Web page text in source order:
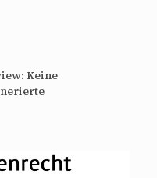
Keine